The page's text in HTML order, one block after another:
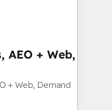
て主導。「設
にした情報設
Hubで一体
Salesforce・
Media. -
agents
AEO + Web,
+ Web, Demand